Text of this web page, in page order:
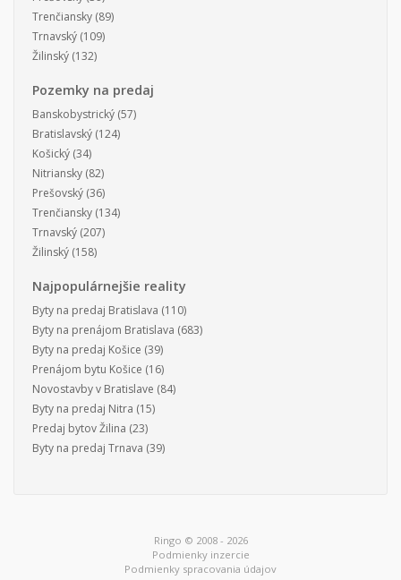
Trenčiansky (89)
Trnavský (109)
Žilinský (132)
Pozemky na predaj
Banskobystrický (57)
Bratislavský (124)
Košický (34)
Nitriansky (82)
Prešovský (36)
Trenčiansky (134)
Trnavský (207)
Žilinský (158)
Najpopulárnejšie reality
Byty na predaj Bratislava (110)
Byty na prenájom Bratislava (683)
Byty na predaj Košice (39)
Prenájom bytu Košice (16)
Novostavby v Bratislave (84)
Byty na predaj Nitra (15)
Predaj bytov Žilina (23)
Byty na predaj Trnava (39)
Ringo © 2008 - 2026
Podmienky inzercie
Podmienky spracovania údajov